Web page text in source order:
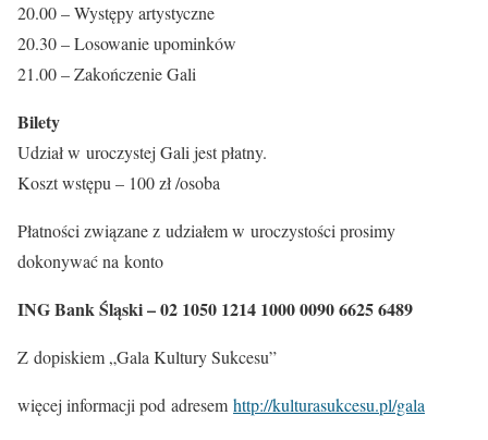
20.00 – Występy artystyczne
20.30 – Losowanie upominków
21.00 – Zakończenie Gali
Bilety
Udział w uroczystej Gali jest płatny.
Koszt wstępu – 100 zł /osoba
Płatności związane z udziałem w uroczystości prosimy
dokonywać na konto
ING Bank Śląski – 02 1050 1214 1000 0090 6625 6489
Z dopiskiem „Gala Kultury Sukcesu”
więcej informacji pod adresem http://kulturasukcesu.pl/gala